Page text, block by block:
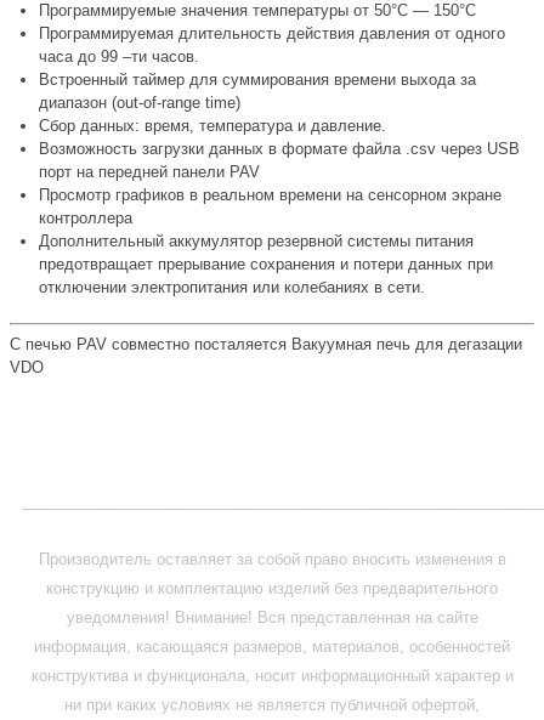
Программируемые значения температуры от 50°C — 150°C
Программируемая длительность действия давления от одного
часа до 99 –ти часов.
Встроенный таймер для суммирования времени выхода за
диапазон (out-of-range time)
Сбор данных: время, температура и давление.
Возможность загрузки данных в формате файла .csv через USB
порт на передней панели PAV
Просмотр графиков в реальном времени на сенсорном экране
контроллера
Дополнительный аккумулятор резервной системы питания
предотвращает прерывание сохранения и потери данных при
отключении электропитания или колебаниях в сети.
С печью PAV совместно посталяется Вакуумная печь для дегазации
VDO
Производитель оставляет за собой право вносить изменения в
конструкцию и комплектацию изделий без предварительного
уведомления! Внимание! Вся представленная на сайте
информация, касающаяся размеров, материалов, особенностей
конструктива и функционала, носит информационный характер и
ни при каких условиях не является публичной офертой,